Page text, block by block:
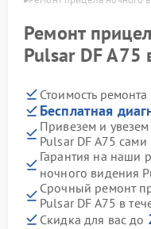
Ремонт
Pulsar DF A75
Стоимость ремонта
Бесплатная
Привезем и
Pulsar DF A75 сами
Гарантия на наши
ночного видения
Срочный ремонт
Pulsar DF A75 в
Скидка для вас до